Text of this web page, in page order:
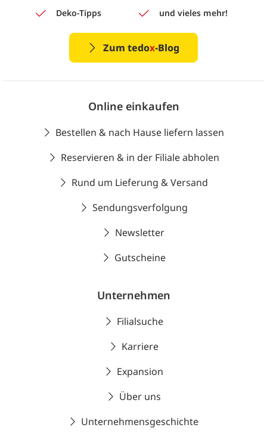
Deko-Tipps
und vieles mehr!
Zum tedox-Blog
Online einkaufen
Bestellen & nach Hause liefern lassen
Reservieren & in der Filiale abholen
Rund um Lieferung & Versand
Sendungsverfolgung
Newsletter
Gutscheine
Unternehmen
Filialsuche
Karriere
Expansion
Über uns
Unternehmensgeschichte